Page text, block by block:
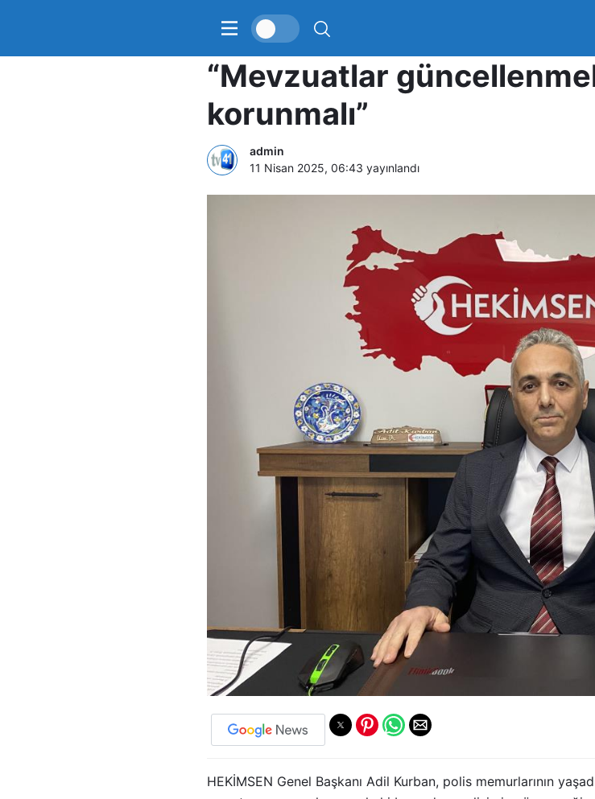
HEKİMSEN Genel
“Mevzuatlar
korunmalı”
admin
11 Nisan 2025, 06:43 yayınlandı
HEKİMSEN Genel Başkanı Adil Kurban, polis memurlarının